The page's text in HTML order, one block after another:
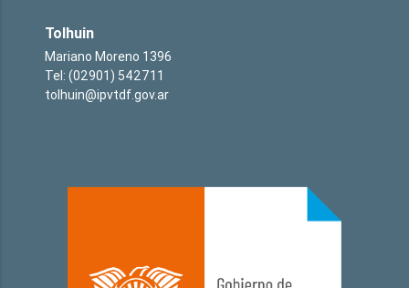
Tolhuin
Mariano Moreno 1396
Tel: (02901) 542711
tolhuin@ipvtdf.gov.ar